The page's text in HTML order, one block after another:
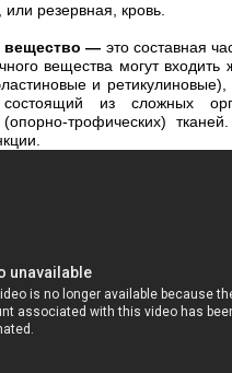
резервная, кровь.
вещество — это составная
вещества могут
и
из сложных
(опорно-трофических)